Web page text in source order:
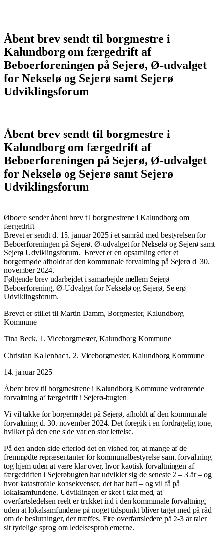
Åbent brev sendt til borgmestre i
Kalundborg om færgedrift af
Beboerforeningen på Sejerø, Ø-udvalget
for Nekselø og Sejerø samt Sejerø
Udviklingsforum
Åbent brev sendt til borgmestre i
Kalundborg om færgedrift af
Beboerforeningen på Sejerø, Ø-udvalget
for Nekselø og Sejerø samt Sejerø
Udviklingsforum
Øboere sender åbent brev til borgmestrene i Kalundborg om
færgedrift
Brevet er sendt d. 15. januar 2025 i et samråd med bestyrelsen for
Beboerforeningen på Sejerø, Ø-udvalget for Nekselø og Sejerø samt
Sejerø Udviklingsforum. Brevet er en opsamling efter et
borgermøde afholdt af den kommunale forvaltning på Sejerø d. 30.
november 2024.
Følgende brev udarbejdet i samarbejde mellem Sejerø
Beboerforening, Ø-Udvalget for Nekselø og Sejerø, Sejerø
Udviklingsforum.
Brevet er stillet til Martin Damm, Borgmester, Kalundborg
Kommune
Tina Beck, 1. Viceborgmester, Kalundborg Kommune
Christian Kallenbach, 2. Viceborgmester, Kalundborg Kommune
14. januar 2025
Åbent brev til borgmestrene i Kalundborg Kommune vedrørende
forvaltning af færgedrift i Sejerø-bugten
Vi vil takke for borgermødet på Sejerø, afholdt af den kommunale
forvaltning d. 30. november 2024. Det foregik i en fordragelig tone,
hvilket på den ene side var en stor lettelse.
På den anden side efterlod det en vished for, at mange af de
fremmødte repræsentanter for kommunalbestyrelse samt forvaltning
tog hjem uden at være klar over, hvor kaotisk forvaltningen af
færgedriften i Sejerøbugten har udviklet sig de seneste 2 – 3 år – og
hvor katastrofale konsekvenser, det har haft – og vil få på
lokalsamfundene. Udviklingen er sket i takt med, at
overfartsledelsen reelt er trukket ind i den kommunale forvaltning,
uden at lokalsamfundene på noget tidspunkt bliver taget med på råd
om de beslutninger, der træffes. Fire overfartsledere på 2-3 år taler
sit tydelige sprog om ledelsesproblemerne.